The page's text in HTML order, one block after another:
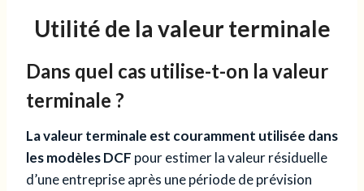
Utilité de la valeur terminale
Dans quel cas utilise-t-on la valeur
terminale ?
La valeur terminale est couramment utilisée dans
les modèles DCF pour estimer la valeur résiduelle
d’une entreprise après une période de prévision